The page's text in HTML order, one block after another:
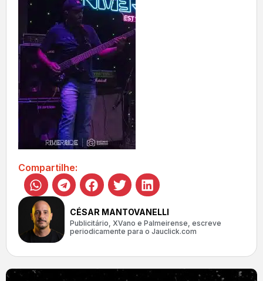
Compartilhe:
CÉSAR MANTOVANELLI
Publicitário, XVano e Palmeirense, escreve
periodicamente para o Jauclick.com